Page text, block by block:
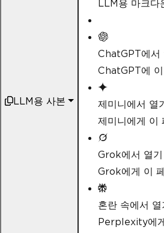
LLM용 사본
LLM용 마크다
ChatGPT에서
ChatGPT에
제미니에서 열기
제미니에게 이
Grok에서 열기
Grok에게 이
혼란 속에서 열
Perplexity에